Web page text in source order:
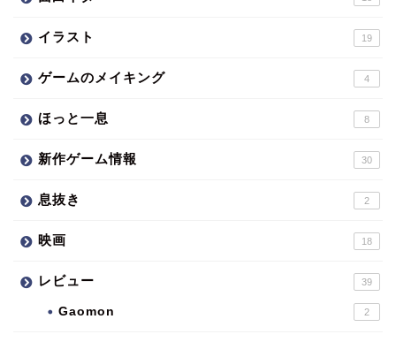
イラスト 19
ゲームのメイキング 4
ほっと一息 8
新作ゲーム情報 30
息抜き 2
映画 18
レビュー 39
Gaomon 2